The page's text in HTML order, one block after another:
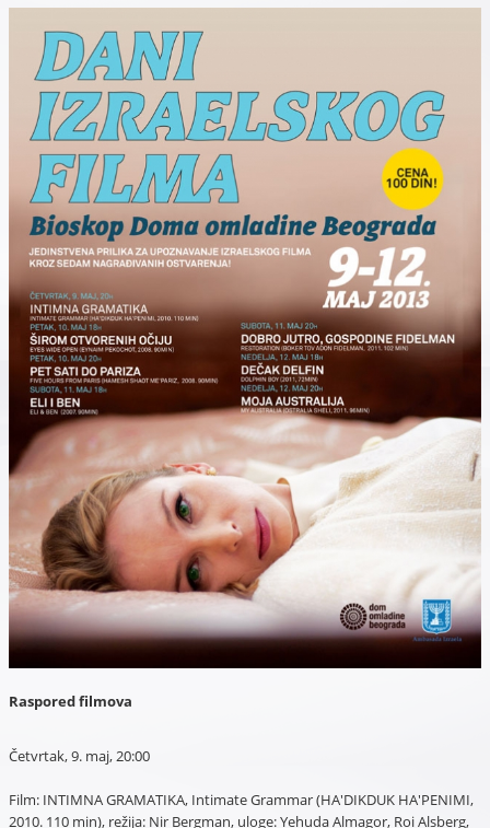
Raspored filmova
Četvrtak, 9. maj, 20:00
Film: INTIMNA GRAMATIKA, Intimate Grammar (HA'DIKDUK HA'PENIMI,
2010. 110 min), režija: Nir Bergman, uloge: Yehuda Almagor, Roi Alsberg,